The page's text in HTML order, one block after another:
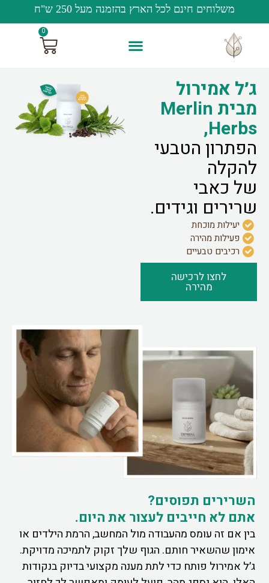
משלוחים חינם לכל הארץ בהזמנה מעל 250 ש"ח
0
ג׳ל אמירול
מבית Merlin
Herbs,
הפתרון הטבעי
להקלה
של כאבי
שרירים וגידים.
יעילות מוכחת
פעילות מהירה
רכיבים טבעיים
לחצו לרכישה
מהירה
השרירים תפוסים?
אתם לא חייבים לעצור את היום.
בין אם זה עומס מהעבודה מול המחשב, הרמת הילדים או
אימון שהשאיר חותם. הגוף שלך זקוק לתמיכה מדויקת.
ג׳ל אמירול פותח כדי לתת מענה מקצועי בדיוק בנקודות